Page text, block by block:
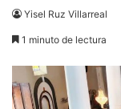
Yisel Ruz Villarreal
1 minuto de lectura